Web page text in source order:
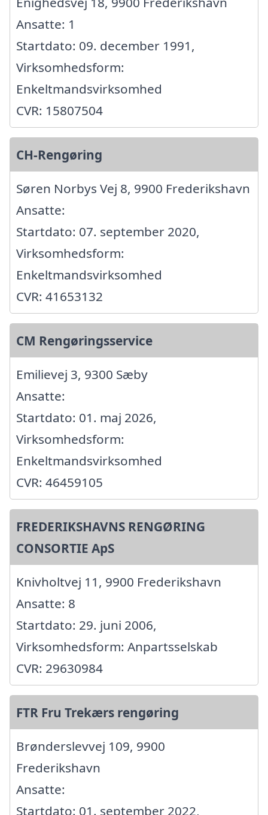
Ansatte: 1
Startdato: 09. december 1991,
Virksomhedsform:
Enkeltmandsvirksomhed
CVR: 15807504
CH-Rengøring
Søren Norbys Vej 8, 9900 Frederikshavn
Ansatte:
Startdato: 07. september 2020,
Virksomhedsform:
Enkeltmandsvirksomhed
CVR: 41653132
CM Rengøringsservice
Emilievej 3, 9300 Sæby
Ansatte:
Startdato: 01. maj 2026,
Virksomhedsform:
Enkeltmandsvirksomhed
CVR: 46459105
FREDERIKSHAVNS RENGØRING
CONSORTIE ApS
Knivholtvej 11, 9900 Frederikshavn
Ansatte: 8
Startdato: 29. juni 2006,
Virksomhedsform: Anpartsselskab
CVR: 29630984
FTR Fru Trekærs rengøring
Brønderslevvej 109, 9900
Frederikshavn
Ansatte:
Startdato: 01. september 2022,